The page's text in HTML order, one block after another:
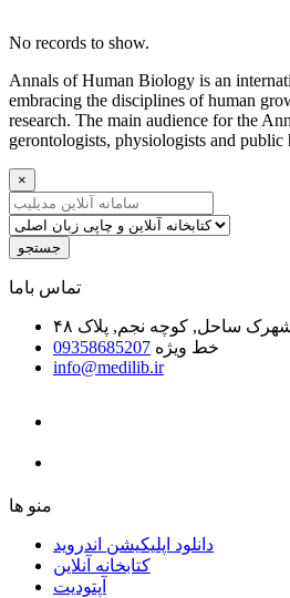
No records to show.
Annals of Human Biology is an
embracing the disciplines of human
research. The main audience for the
gerontologists, physiologists and public
×
جستجو
ﺗﻤﺎﺱ ﺑﺎﻣﺎ
ساحل, کوچه نجم, پلاک ۴۸
خط ویژه 09358685207
info@medilib.ir
ﻣﻨﻮ ﻫﺎ
دانلود اپلیکیشن اندروید
ﮐﺘﺎﺑﺨﺎﻧﻪ ﺁﻧﻼﯾﻦ
ﺁﭘﺘﻮﺩﯾﺖ